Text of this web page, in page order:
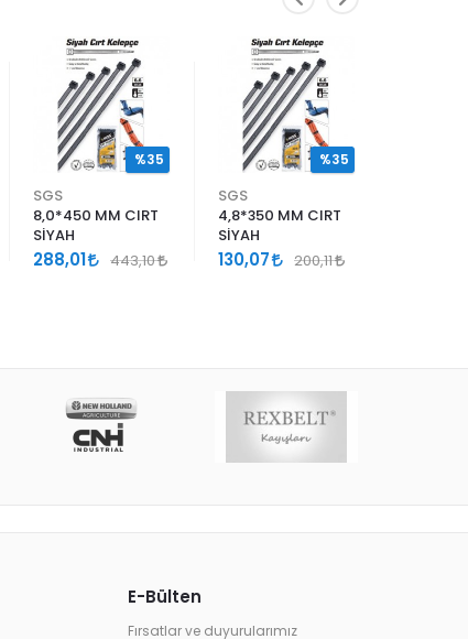
SGS
8,0*450 MM CIRT
SİYAH
288,01 443,10
%35
SGS
4,8*350 MM CIRT
SİYAH
130,07 200,11
%35
E-Bülten
Fırsatlar ve duyurularımız